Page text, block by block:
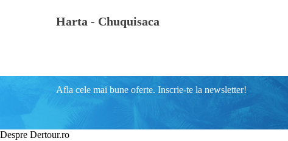
Harta - Chuquisaca
Afla cele mai bune oferte. Inscrie-te la newsletter!
Despre Dertour.ro